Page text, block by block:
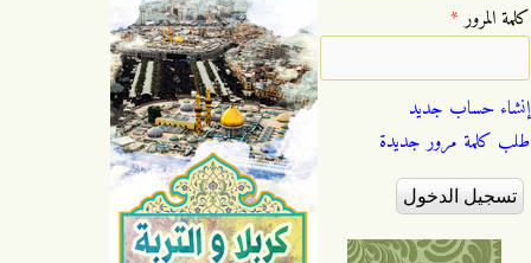
‏كلمة المرور ‏*
إنشاء حساب جديد
طلب كلمة مرور جديدة